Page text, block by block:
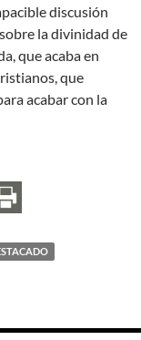
discusión
la divinidad de
que acaba en
que
acabar con la
forma de superarlos